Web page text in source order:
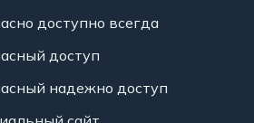
доступно всегда
доступ
надежно доступ